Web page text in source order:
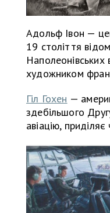
Адольф Івон —
19 століття
Наполеонівських
художником
Гіл Гохен —
здебільшого
авіацію,